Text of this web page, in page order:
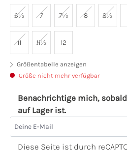
6½ 7 7½ 8 8½
11 11½ 12
Größentabelle anzeigen
Größe nicht mehr verfügbar
Benachrichtige mich,
auf Lager ist.
Deine E-Mail
Diese Seite ist durch